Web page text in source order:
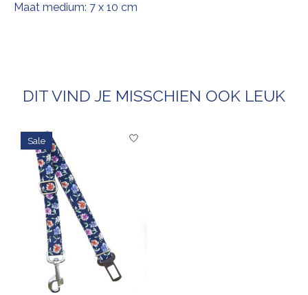
Maat medium: 7 x 10 cm
DIT VIND JE MISSCHIEN OOK LEUK
Items van productcarrousel
Sale